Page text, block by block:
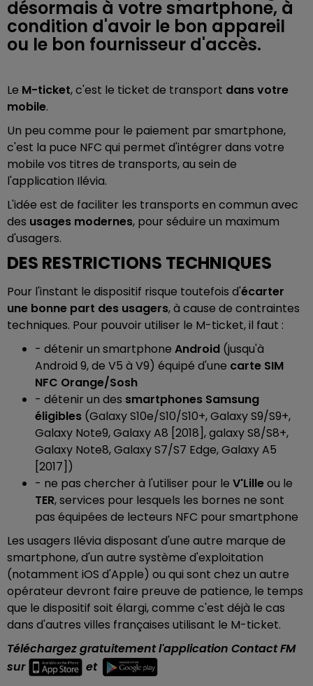
désormais à votre smartphone, à
condition d'avoir le bon appareil
ou le bon fournisseur d'accès.
Le M-ticket, c'est le ticket de transport dans votre
mobile.
Un peu comme pour le paiement par smartphone,
c'est la puce NFC qui permet d'intégrer dans votre
mobile vos titres de transports, au sein de
l'application Ilévia.
L'idée est de faciliter les transports en commun avec
des usages modernes, pour séduire un maximum
d'usagers.
DES RESTRICTIONS TECHNIQUES
Pour l'instant le dispositif risque toutefois d'écarter
une bonne part des usagers, à cause de contraintes
techniques. Pour pouvoir utiliser le M-ticket, il faut :
- détenir un smartphone Android (jusqu'à
Android 9, de V5 à V9) équipé d'une carte SIM
NFC Orange/Sosh
- détenir un des smartphones Samsung
éligibles (Galaxy S10e/S10/S10+, Galaxy S9/S9+,
Galaxy Note9, Galaxy A8 [2018], galaxy S8/S8+,
Galaxy Note8, Galaxy S7/S7 Edge, Galaxy A5
[2017])
- ne pas chercher à l'utiliser pour le V'Lilleou le
TER, services pour lesquels les bornes ne sont
pas équipées de lecteurs NFC pour smartphone
Les usagers Ilévia disposant d'une autre marque de
smartphone, d'un autre système d'exploitation
(notamment iOS d'Apple) ou qui sont chez un autre
opérateur devront faire preuve de patience, le temps
que le dispositif soit élargi, comme c'est déjà le cas
dans d'autres villes françaises utilisant le M-ticket.
Téléchargez gratuitement l'application Contact FM
sur
et